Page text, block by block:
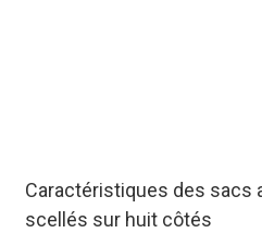
Caractéristiques des sacs
scellés sur huit côtés